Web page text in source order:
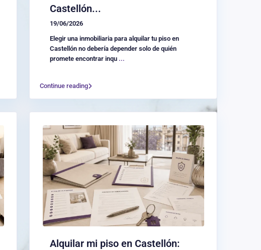
Castellón...
19/06/2026
Elegir una inmobiliaria para alquilar tu piso en
Castellón no debería depender solo de quién
promete encontrar inqu ...
Continue reading
Alquilar mi piso en Castellón: